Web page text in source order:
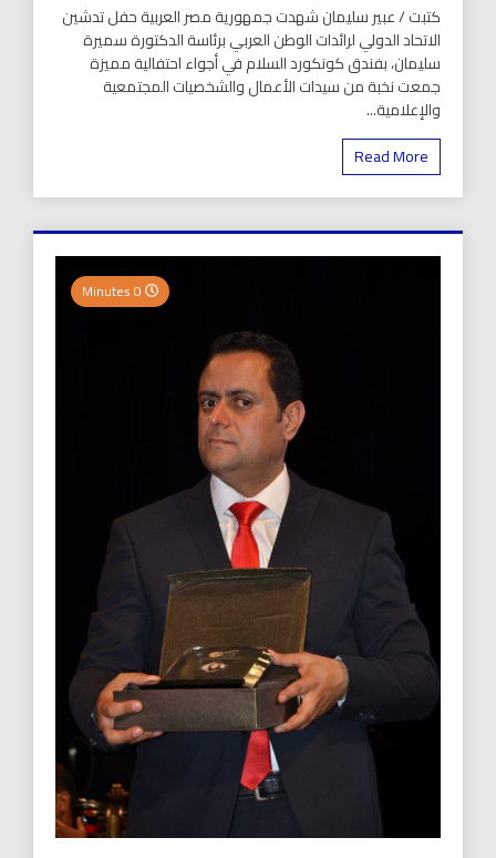
كتبت / عبير سليمان شهدت جمهورية مصر العربية حفل تدشين
الاتحاد الدولي لرائدات الوطن العربي برئاسة الدكتورة سميرة
سليمان، بفندق كونكورد السلام في أجواء احتفالية مميزة
جمعت نخبة من سيدات الأعمال والشخصيات المجتمعية
والإعلامية...
Read More